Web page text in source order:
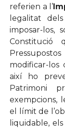
referien a l’
legalitat
imposar-los,
modificar-
així ho
Patrimoni
exempcions,
el límit de
liquidable,